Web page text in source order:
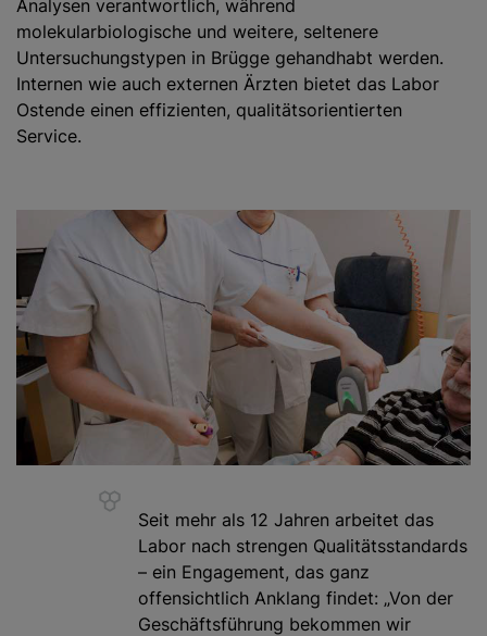
Analysen verantwortlich, während
molekularbiologische und weitere, seltenere
Untersuchungstypen in Brügge gehandhabt werden.
Internen wie auch externen Ärzten bietet das Labor
Ostende einen effizienten, qualitätsorientierten
Service.
Seit mehr als 12 Jahren arbeitet das
Labor nach strengen Qualitätsstandards
– ein Engagement, das ganz
offensichtlich Anklang findet: „Von der
Geschäftsführung bekommen wir